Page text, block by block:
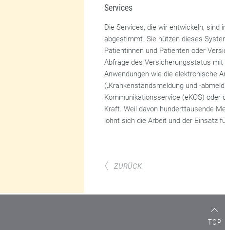
Services
Die Services, die wir entwickeln, sind
abgestimmt. Sie nützen dieses
Patientinnen und Patienten oder
Abfrage des Versicherungsstatus
Anwendungen wie die elektronische
(„Krankenstandsmeldung und -
Kommunikationsservice (eKOS) oder
Kraft. Weil davon hunderttausende
lohnt sich die Arbeit und der Einsatz
ZURÜCK
TOP